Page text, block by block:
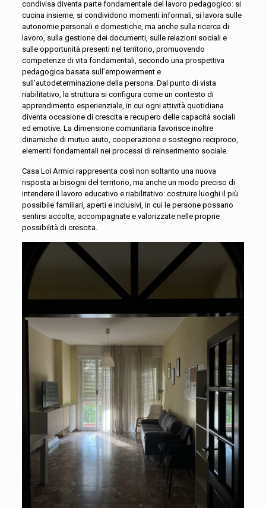
condivisa diventa parte fondamentale del lavoro pedagogico: si
cucina insieme, si condividono momenti informali, si lavora sulle
autonomie personali e domestiche, ma anche sulla ricerca di
lavoro, sulla gestione dei documenti, sulle relazioni sociali e
sulle opportunità presenti nel territorio, promuovendo
competenze di vita fondamentali, secondo una prospettiva
pedagogica basata sull’empowerment e
sull’autodeterminazione della persona. Dal punto di vista
riabilitativo, la struttura si configura come un contesto di
apprendimento esperienziale, in cui ogni attività quotidiana
diventa occasione di crescita e recupero delle capacità sociali
ed emotive. La dimensione comunitaria favorisce inoltre
dinamiche di mutuo aiuto, cooperazione e sostegno reciproco,
elementi fondamentali nei processi di reinserimento sociale.
Casa Loi Armici rappresenta così non soltanto una nuova
risposta ai bisogni del territorio, ma anche un modo preciso di
intendere il lavoro educativo e riabilitativo: costruire luoghi il più
possibile familiari, aperti e inclusivi, in cui le persone possano
sentirsi accolte, accompagnate e valorizzate nelle proprie
possibilità di crescita.